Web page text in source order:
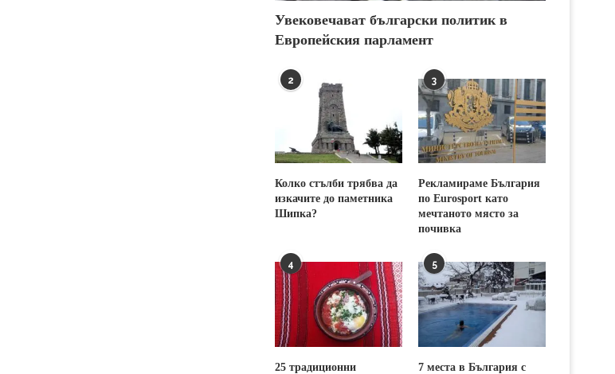
Увековечават български политик в
Европейския парламент
2
Колко стълби трябва да
изкачите до паметника
Шипка?
3
Рекламираме България
по Eurosport като
мечтаното място за
почивка
4
25 традиционни
5
7 места в България с